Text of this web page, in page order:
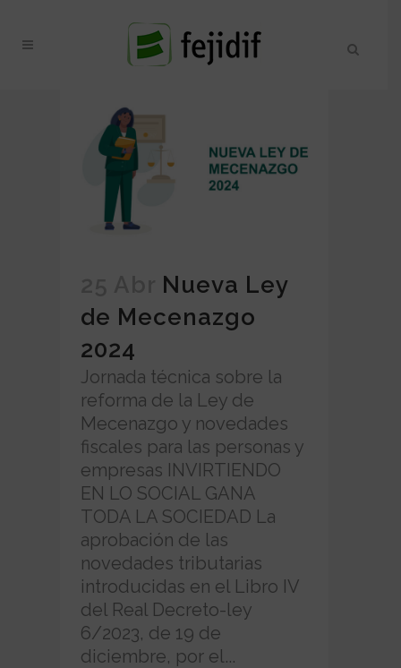
Nueva Ley
de Mecenazgo
2024
Jornada técnica sobre la
reforma de la Ley de
Mecenazgo y novedades
fiscales para las personas y
empresas INVIRTIENDO
EN LO SOCIAL GANA
TODA LA SOCIEDAD La
aprobación de las
novedades tributarias
introducidas en el Libro IV
del Real Decreto-ley
6/2023, de 19 de
diciembre, por el...